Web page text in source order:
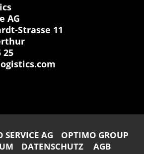
AG
Strasse 11
25
AG OPTIMO GROUP
DATENSCHUTZ AGB